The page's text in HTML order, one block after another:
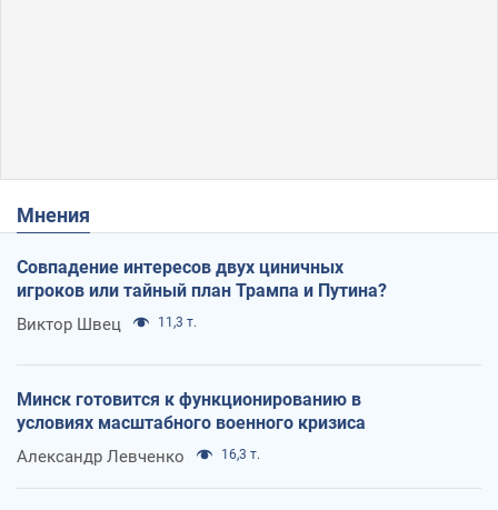
Мнения
Совпадение интересов двух циничных
игроков или тайный план Трампа и Путина?
Виктор Швец 11,3 т.
Минск готовится к функционированию в
условиях масштабного военного кризиса
Александр Левченко 16,3 т.